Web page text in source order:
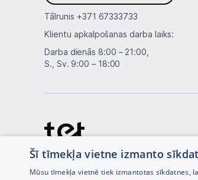
Tālrunis +371 67333733
Klientu apkalpošanas darba laiks:
Darba dienās 8:00 – 21:00,
S., Sv. 9:00 – 18:00
Interneta veikala izstrāde —
Šī tīmekļa vietne izmanto
Mūsu tīmekļa vietnē tiek izmantotas sīkdatnes,